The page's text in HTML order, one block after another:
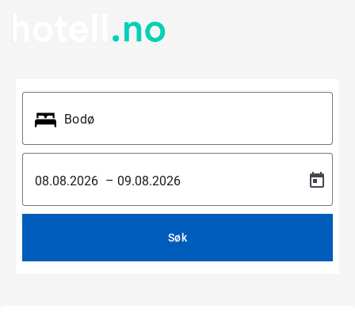
–
Søk